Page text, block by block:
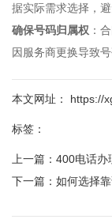
据实际需求选择，避
确保号码归属权 ：
因服务商更换导致号
本文网址： https://
标签：
上一篇： 400电话办
下一篇： 如何选择